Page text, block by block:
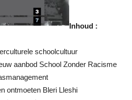
Inhoud :
schoolcultuur
aanbod School Zonder Racisme
ontmoeten Bleri Lleshi